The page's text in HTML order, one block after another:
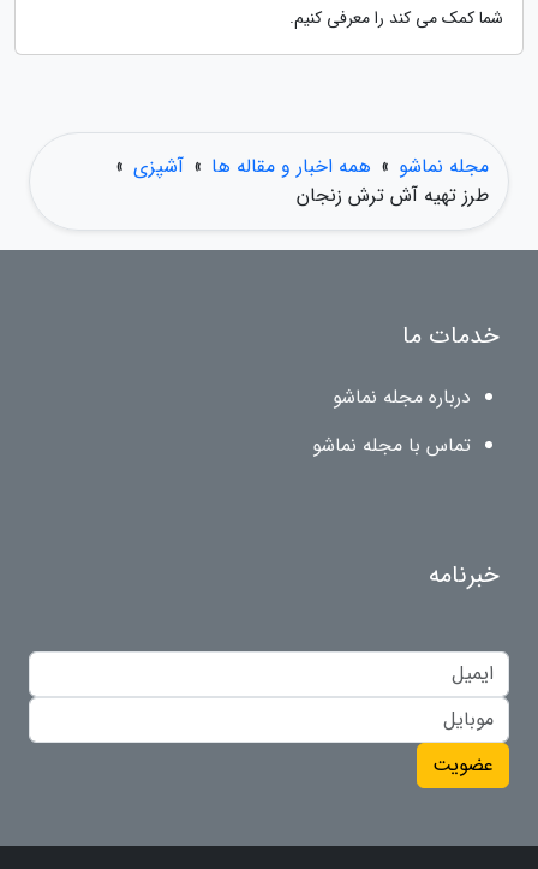
شما کمک می کند را معرفی کنیم.
مجله نماشو » همه اخبار و مقاله ها » آشپزی »
طرز تهیه آش ترش زنجان
خدمات ما
درباره مجله نماشو
تماس با مجله نماشو
خبرنامه
عضویت